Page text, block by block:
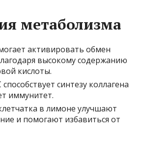
метаболизма
активировать обмен
высокому содержанию
кислоты.
синтезу коллагена
иммунитет.
в лимоне улучшают
и помогают избавиться от